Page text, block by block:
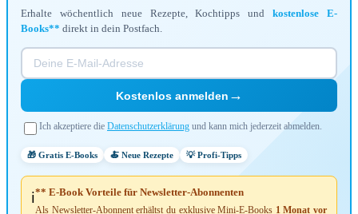
Erhalte wöchentlich neue Rezepte, Kochtipps undkostenlose E-
Books** direkt in dein Postfach.
Kostenlos anmelden →
Ich akzeptiere die Datenschutzerklärung und kann mich jederzeit abmelden.
🎁 Gratis E-Books 🍝 Neue Rezepte 💡 Profi-Tipps
ℹ️** E-Book Vorteile für Newsletter-Abonnenten
Als Newsletter-Abonnent erhältst du exklusive Mini-E-Books 1 Monat vor